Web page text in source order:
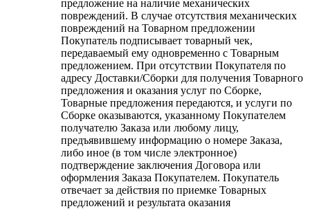
предложение на наличие механических
повреждений. В случае отсутствия механических
повреждений на Товарном предложении
Покупатель подписывает товарный чек,
передаваемый ему одновременно с Товарным
предложением. При отсутствии Покупателя по
адресу Доставки/Сборки для получения Товарного
предложения и оказания услуг по Сборке,
Товарные предложения передаются, и услуги по
Сборке оказываются, указанному Покупателем
получателю Заказа или любому лицу,
предъявившему информацию о номере Заказа,
либо иное (в том числе электронное)
подтверждение заключения Договора или
оформления Заказа Покупателем. Покупатель
отвечает за действия по приемке Товарных
предложений и результата оказания